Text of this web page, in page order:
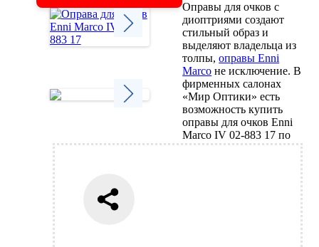
Оправы для очков с
диоптриями создают
стильный образ и
выделяют владельца из
толпы,оправы Enni
Marco не исключение. В
фирменных салонах
«Мир Оптики» есть
возможность купить
оправы для очков Enni
Marco IV 02-883 17 по